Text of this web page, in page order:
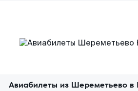
Авиабилеты из Шереметьево в